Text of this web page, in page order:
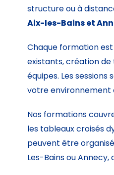
structure ou à
Aix-les-Bains et
Chaque formation
existants, création
équipes. Les
votre environnement
Nos formations
les tableaux croisés
peuvent être
Les-Bains ou